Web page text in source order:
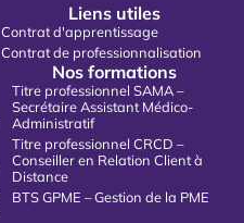
Liens utiles
Contrat d'apprentissage
Contrat de professionnalisation
Nos formations
Titre professionnel SAMA –
Secrétaire Assistant Médico-
Administratif
Titre professionnel CRCD –
Conseiller en Relation Client à
Distance
BTS GPME – Gestion de la PME